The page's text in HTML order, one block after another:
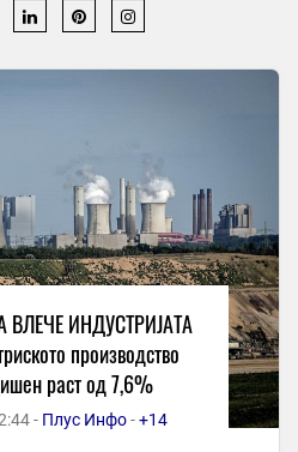
ВЛЕЧЕ ИНДУСТРИЈАТА
производство
раст од 7,6%
- Плус Инфо-+14